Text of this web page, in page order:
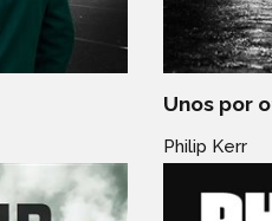
Unos por
Philip Kerr